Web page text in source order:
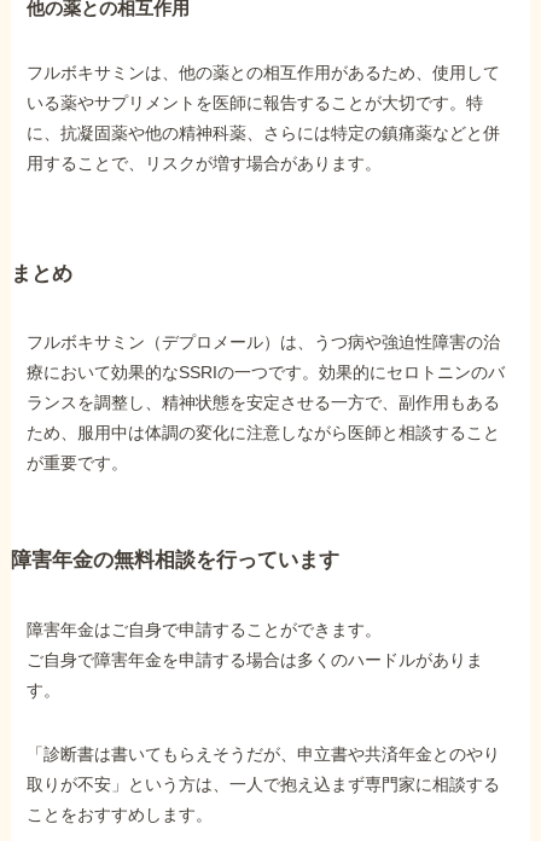
他の薬との相互作用
フルボキサミンは、他の薬との相互作用があるため、使用して
いる薬やサプリメントを医師に報告することが大切です。特
に、抗凝固薬や他の精神科薬、さらには特定の鎮痛薬などと併
用することで、リスクが増す場合があります。
まとめ
フルボキサミン（デプロメール）は、うつ病や強迫性障害の治
療において効果的なSSRIの一つです。効果的にセロトニンのバ
ランスを調整し、精神状態を安定させる一方で、副作用もある
ため、服用中は体調の変化に注意しながら医師と相談すること
が重要です。
障害年金の無料相談を行っています
障害年金はご自身で申請することができます。
ご自身で障害年金を申請する場合は多くのハードルがありま
す。
「診断書は書いてもらえそうだが、申立書や共済年金とのやり
取りが不安」という方は、一人で抱え込まず専門家に相談する
ことをおすすめします。